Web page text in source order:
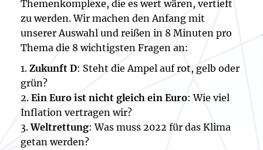
Themenkomplexe, die es wert wären, vertieft
zu werden. Wir machen den Anfang mit
unserer Auswahl und reißen in 8 Minuten pro
Thema die 8 wichtigsten Fragen an:
1. Zukunft D: Steht die Ampel auf rot, gelb oder
grün?
2. Ein Euro ist nicht gleich ein Euro: Wie viel
Inflation vertragen wir?
3.Weltrettung: Was muss 2022 für das Klima
getan werden?